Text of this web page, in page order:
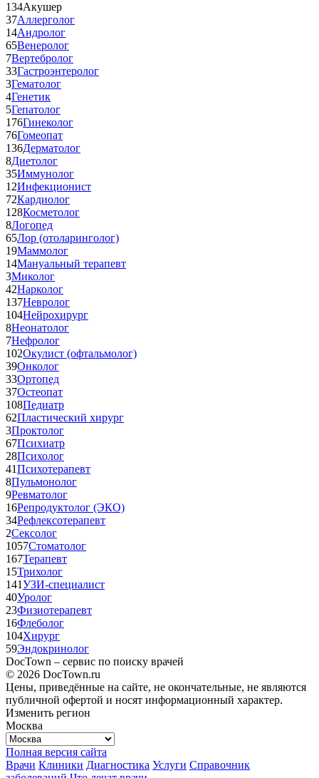
134Акушер
37Аллерголог
14Андролог
65Венеролог
7Вертебролог
33Гастроэнтеролог
3Гематолог
4Генетик
5Гепатолог
176Гинеколог
76Гомеопат
136Дерматолог
8Диетолог
35Иммунолог
12Инфекционист
72Кардиолог
128Косметолог
8Логопед
65Лор (отоларинголог)
19Маммолог
14Мануальный терапевт
3Миколог
42Нарколог
137Невролог
104Нейрохирург
8Неонатолог
7Нефролог
102Окулист (офтальмолог)
39Онколог
33Ортопед
37Остеопат
108Педиатр
62Пластический хирург
3Проктолог
67Психиатр
28Психолог
41Психотерапевт
8Пульмонолог
9Ревматолог
16Репродуктолог (ЭКО)
34Рефлексотерапевт
2Сексолог
1057Стоматолог
167Терапевт
15Трихолог
141УЗИ-специалист
40Уролог
23Физиотерапевт
16Флеболог
104Хирург
59Эндокринолог
DocTown – сервис по поиску врачей
© 2026 DocTown.ru
Цены, приведённые на сайте, не окончательные, не являются
публичной офертой и носят информационный характер.
Изменить регион
Москва
Полная версия сайта
Врачи Клиники Диагностика Услуги Справочник